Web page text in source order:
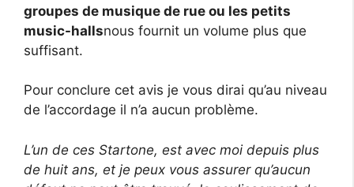
groupes de musique de rue ou les petits
music-hallsnous fournit un volume plus que
suffisant.
Pour conclure cet avis je vous dirai qu’au niveau
de l’accordage il n’a aucun problème.
L’un de ces Startone, est avec moi depuis plus
de huit ans, et je peux vous assurer qu’aucun